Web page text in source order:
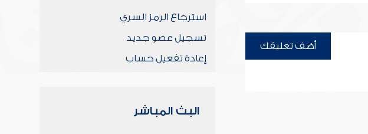
أضف تعليقك
استرجاع الرمز السري
تسجيل عضو جديد
إعادة تفعيل حساب
البث المباشر